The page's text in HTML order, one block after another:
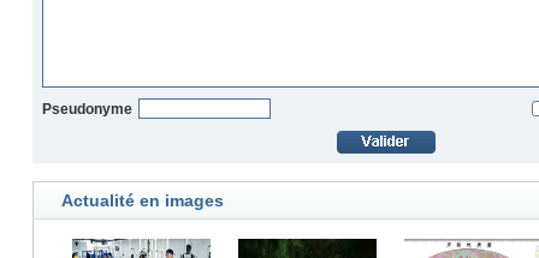
Pseudonyme